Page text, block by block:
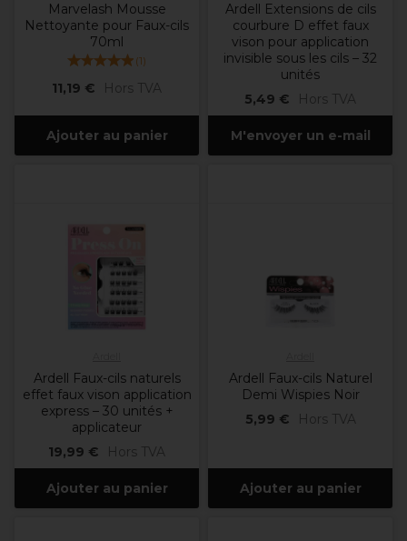
Marvelash Mousse
Nettoyante pour Faux-cils
70ml
(1)
11,19 € Hors TVA
Ajouter au panier
Ardell Extensions de cils
courbure D effet faux
vison pour application
invisible sous les cils – 32
unités
5,49 €
Hors TVA
M'envoyer un e-mail
Ardell Faux-cils naturels
effet faux vison application
express – 30 unités +
applicateur
19,99 €
Hors TVA
Ajouter au panier
Ardell Faux-cils Naturel
Demi Wispies Noir
5,99 €
Hors TVA
Ajouter au panier